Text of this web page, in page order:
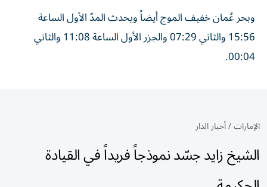
وبحر عُمان خفيف الموج أيضاً ويحدث المدّ الأول الساعة
15:56 والثاني 07:29 والجزر الأول الساعة 11:08 والثاني
00:04.
الإمارات/أخبار الدار
الشيخ زايد جسّد نموذجاً فريداً في القيادة